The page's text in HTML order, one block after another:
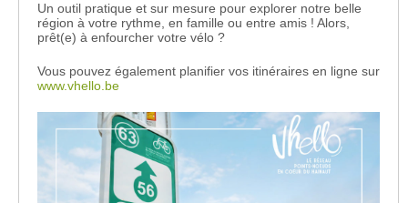
Un outil pratique et sur mesure pour explorer notre belle
région à votre rythme, en famille ou entre amis ! Alors,
prêt(e) à enfourcher votre vélo ?
Vous pouvez également planifier vos itinéraires en ligne sur
www.vhello.be